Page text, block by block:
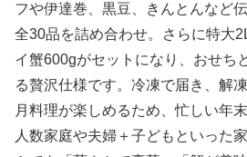
フや伊達巻、黒豆、きんとんなど
全30品を詰め合わせ。さらに特大
イ蟹600gがセットになり、おせち
る贅沢仕様です。冷凍で届き、解
月料理が楽しめるため、忙しい年
人数家庭や夫婦＋子どもといった